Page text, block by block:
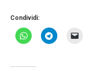
Condividi: